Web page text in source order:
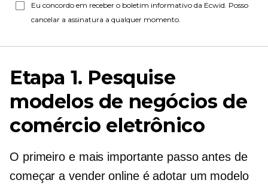
Eu concordo em receber o boletim informativo da Ecwid. Posso
cancelar a assinatura a qualquer momento.
Etapa 1. Pesquise
modelos de negócios de
comércio eletrônico
O primeiro e mais importante passo antes de
começar a vender online é adotar um modelo